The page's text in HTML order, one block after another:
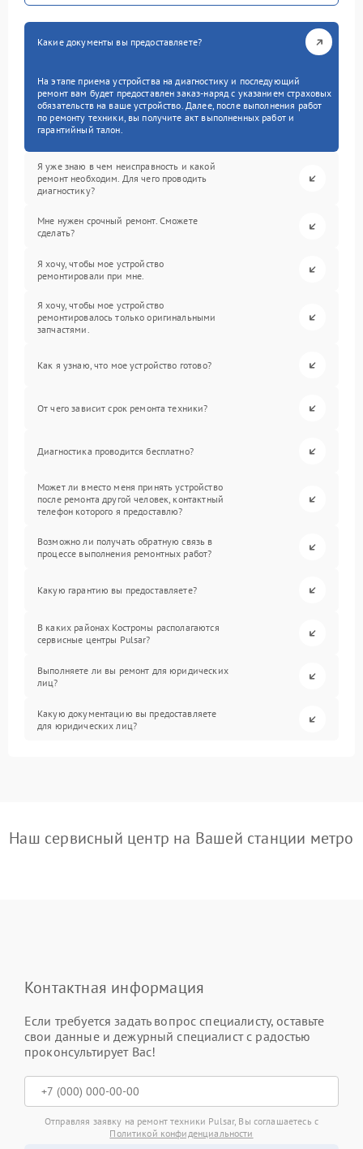
Какие документы вы предоставляете?
На этапе приема устройства на диагностику и последующий
ремонт вам будет предоставлен заказ-наряд с указанием страховых
обязательств на ваше устройство. Далее, после выполнения работ
по ремонту техники, вы получите акт выполненных работ и
гарантийный талон.
Я уже знаю в чем неисправность и какой
ремонт необходим. Для чего проводить
диагностику?
Мне нужен срочный ремонт. Сможете
сделать?
Я хочу, чтобы мое устройство
ремонтировали при мне.
Я хочу, чтобы мое устройство
ремонтировалось только оригинальными
запчастями.
Как я узнаю, что мое устройство готово?
От чего зависит срок ремонта техники?
Диагностика проводится бесплатно?
Может ли вместо меня принять устройство
после ремонта другой человек, контактный
телефон которого я предоставлю?
Возможно ли получать обратную связь в
процессе выполнения ремонтных работ?
Какую гарантию вы предоставляете?
В каких районах Костромы располагаются
сервисные центры Pulsar?
Выполняете ли вы ремонт для юридических
лиц?
Какую документацию вы предоставляете
для юридических лиц?
Наш сервисный центр на Вашей станции метро
Контактная информация
Если требуется задать вопрос специалисту, оставьте
свои данные и дежурный специалист с радостью
проконсультирует Вас!
Отправляя заявку на ремонт техники Pulsar, Вы соглашаетесь с
Политикой конфиденциальности